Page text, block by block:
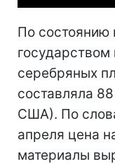
По состоянию
серебряных
составляла
США). По
апреля цена
материалы